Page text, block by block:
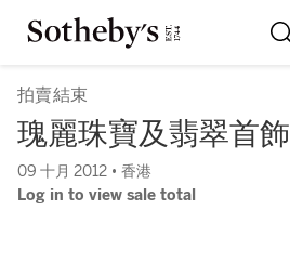
拍賣結束
瑰麗珠寶及翡翠首飾
09 十月 2012 • 香港
Log in to view sale total